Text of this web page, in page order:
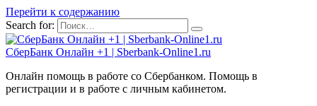
Перейти к содержанию
Search for:
СберБанк Онлайн +1 | Sberbank-Online1.ru
Онлайн помощь в работе со Сбербанком. Помощь в
регистрации и в работе с личным кабинетом.